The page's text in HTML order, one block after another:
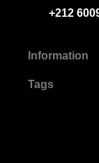
+212
Information
Tags